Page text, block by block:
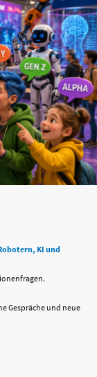
KI und
Gespräche und neue